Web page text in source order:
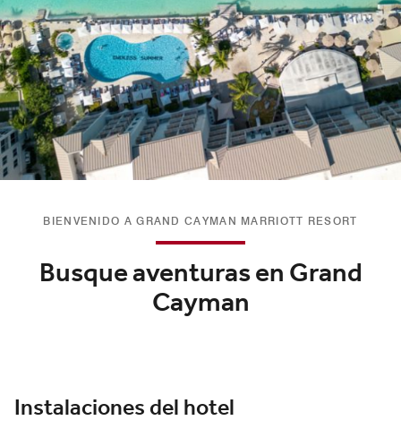
BIENVENIDO A GRAND CAYMAN MARRIOTT RESORT
Busque aventuras en Grand
Cayman
Instalaciones del hotel